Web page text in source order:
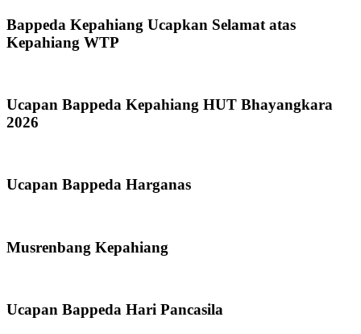
Bappeda Kepahiang Ucapkan Selamat atas
Kepahiang WTP
Ucapan Bappeda Kepahiang HUT Bhayangkara
2026
Ucapan Bappeda Harganas
Musrenbang Kepahiang
Ucapan Bappeda Hari Pancasila